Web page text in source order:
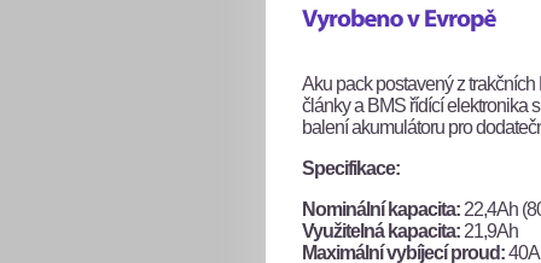
Aku pack postavený z
články a BMS řídící elektronika
balení akumulátoru pro
Specifikace:
Nominální kapacita: 22,4Ah
Využitelná kapacita: 21,9Ah
Maximální vybíjecí proud:40A